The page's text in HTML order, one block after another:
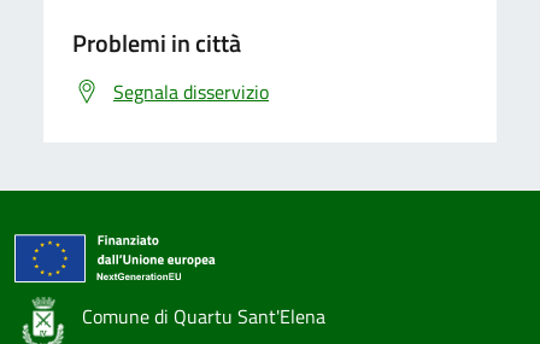
Problemi in città
Segnala disservizio
Comune di Quartu Sant'Elena